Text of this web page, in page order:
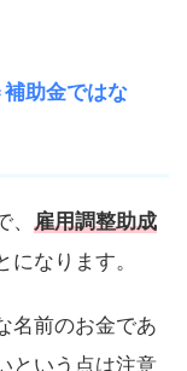
助金ではな
雇用調整助成
になります。
名前のお金であ
という点は注意